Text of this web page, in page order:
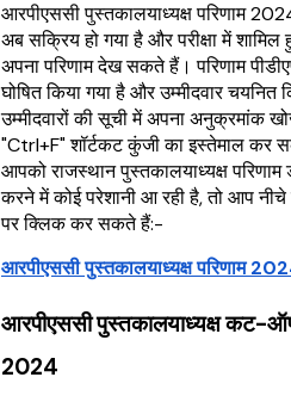
आरपीएससी पुस्तकालयाध्यक्ष परिणाम
अब सक्रिय हो गया है और परीक्षा में शामिल
अपना परिणाम देख सकते हैं। परिणाम
घोषित किया गया है और उम्मीदवार चयनित
उम्मीदवारों की सूची में अपना अनुक्रमांक
"Ctrl+F" शॉर्टकट कुंजी का इस्तेमाल कर
आपको राजस्थान पुस्तकालयाध्यक्ष परिणाम
करने में कोई परेशानी आ रही है, तो आप नीचे
पर क्लिक कर सकते हैं:-
आरपीएससी पुस्तकालयाध्यक्ष परिणाम
आरपीएससी पुस्तकालयाध्यक्ष
2024